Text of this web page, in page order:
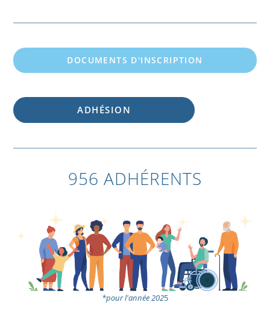
DOCUMENTS D'INSCRIPTION
ADHÉSION
956 ADHÉRENTS
*pour l'année 2025